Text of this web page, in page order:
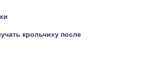
крольчиху после